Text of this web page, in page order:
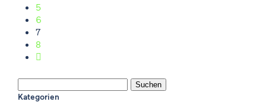
5
6
7
8

Suchen nach:
Kategorien